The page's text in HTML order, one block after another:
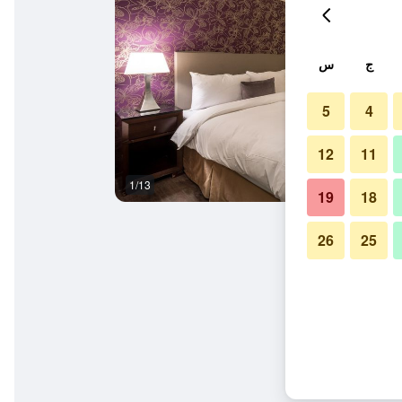
1/13
ج س
4
5
11
12
18
19
25
26